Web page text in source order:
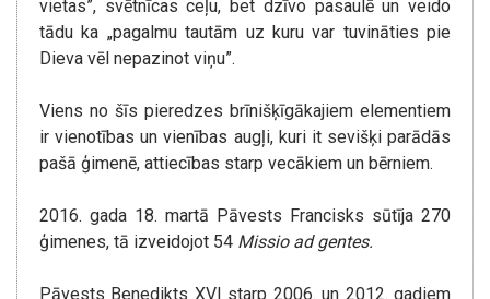
vietas”, svētnīcas ceļu, bet dzīvo pasaulē un veido
tādu ka „pagalmu tautām uz kuru var tuvināties pie
Dieva vēl nepazinot viņu”.
Viens no šīs pieredzes brīnišķīgākajiem elementiem
ir vienotības un vienības augļi, kuri it sevišķi parādās
pašā ģimenē, attiecības starp vecākiem un bērniem.
2016. gada 18. martā Pāvests Francisks sūtīja 270
ģimenes, tā izveidojot 54 Missio ad gentes.
Pāvests Benedikts XVI starp 2006. un 2012. gadiem